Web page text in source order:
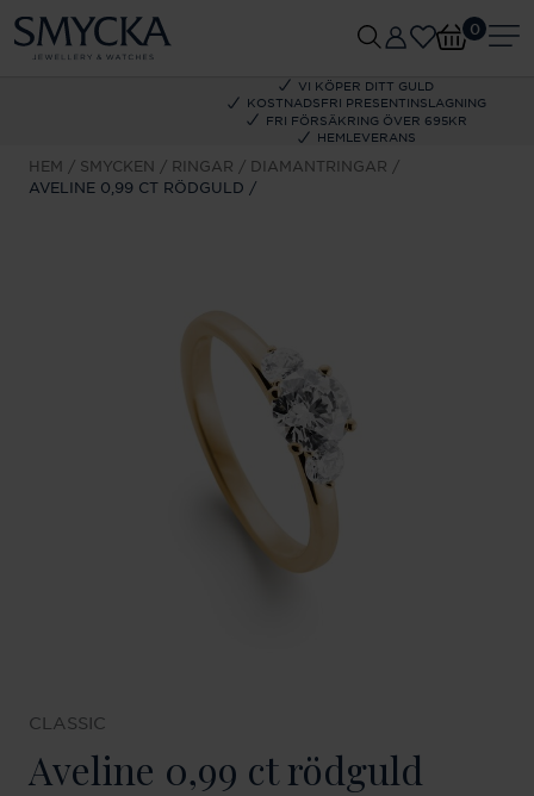
VI KÖPER DITT GULD
KOSTNADSFRI PRESENTINSLAGNING
FRI FÖRSÄKRING ÖVER 695KR
HEMLEVERANS
0
HEM SMYCKEN RINGAR
DIAMANTRINGAR
AVELINE 0,99 CT RÖDGULD
CLASSIC
Aveline 0,99 ct rödguld